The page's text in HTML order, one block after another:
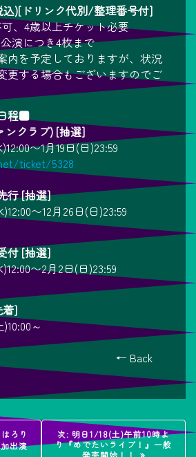
込)[ドリンク代別/整理番号付]
、4歳以上チケット必要
演につき4枚まで
を予定しておりますが、状況
更する場合もございますのでご
程■
ンクラブ) [抽選]
〜1月19日(日)23:59
ticket/5328
行 [抽選]
〜12月26日(日)23:59
付 [抽選]
〜2月2日(日)23:59
着]
～
← Back
ろり
出演
次: 次
の
明日1/18(土)午前10時よ
り『めでたいライブ！』一般
発売開始！！